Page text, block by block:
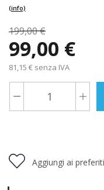
(info)
199,00 €
99,00 €
81,15 € senza IVA
Aggiungi ai preferiti